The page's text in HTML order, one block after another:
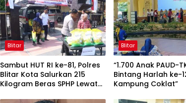
Blitar
Sambut HUT RI ke-81, Polres
Blitar Kota Salurkan 215
Kilogram Beras SPHP Lewat
Blitar
“1.700 Anak PAUD-
Bintang Harlah ke-
Kampung Coklat”